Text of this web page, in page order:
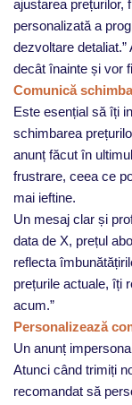
ajustarea prețurilor,
personalizată a
dezvoltare
decât înainte și vor
Comunică
Este esențial să îți
schimbarea
anunț făcut în
frustrare, ceea ce
mai ieftine.
Un mesaj clar și
data de X, prețul
reflecta
prețurile actuale, îți
acum.”
Personalizează
Un anunț
Atunci când trimiți
recomandat să